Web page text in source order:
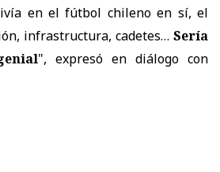
en el fútbol chileno en sí, el
infrastructura, cadetes… Sería
", expresó en diálogo con